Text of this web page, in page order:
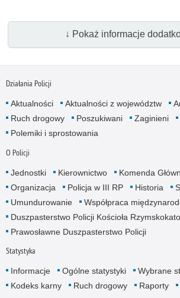
↓ Pokaż informacje
Działania Policji
Aktualności Aktualności z województw
Ruch drogowy
Poszukiwani Zaginieni
Polemiki i sprostowania
O Policji
Jednostki Kierownictwo
Komenda
Organizacja
Policja w III RP Historia
Umundurowanie
Współpraca
Duszpasterstwo Policji Kościoła
Prawosławne Duszpasterstwo Policji
Statystyka
Informacje Ogólne statystyki
Wybrane
Kodeks karny
Ruch drogowy Raporty